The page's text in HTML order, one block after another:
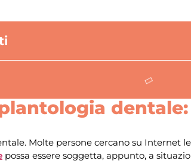
Molte persone cercano su Internet
possa essere soggetta, appunto, a